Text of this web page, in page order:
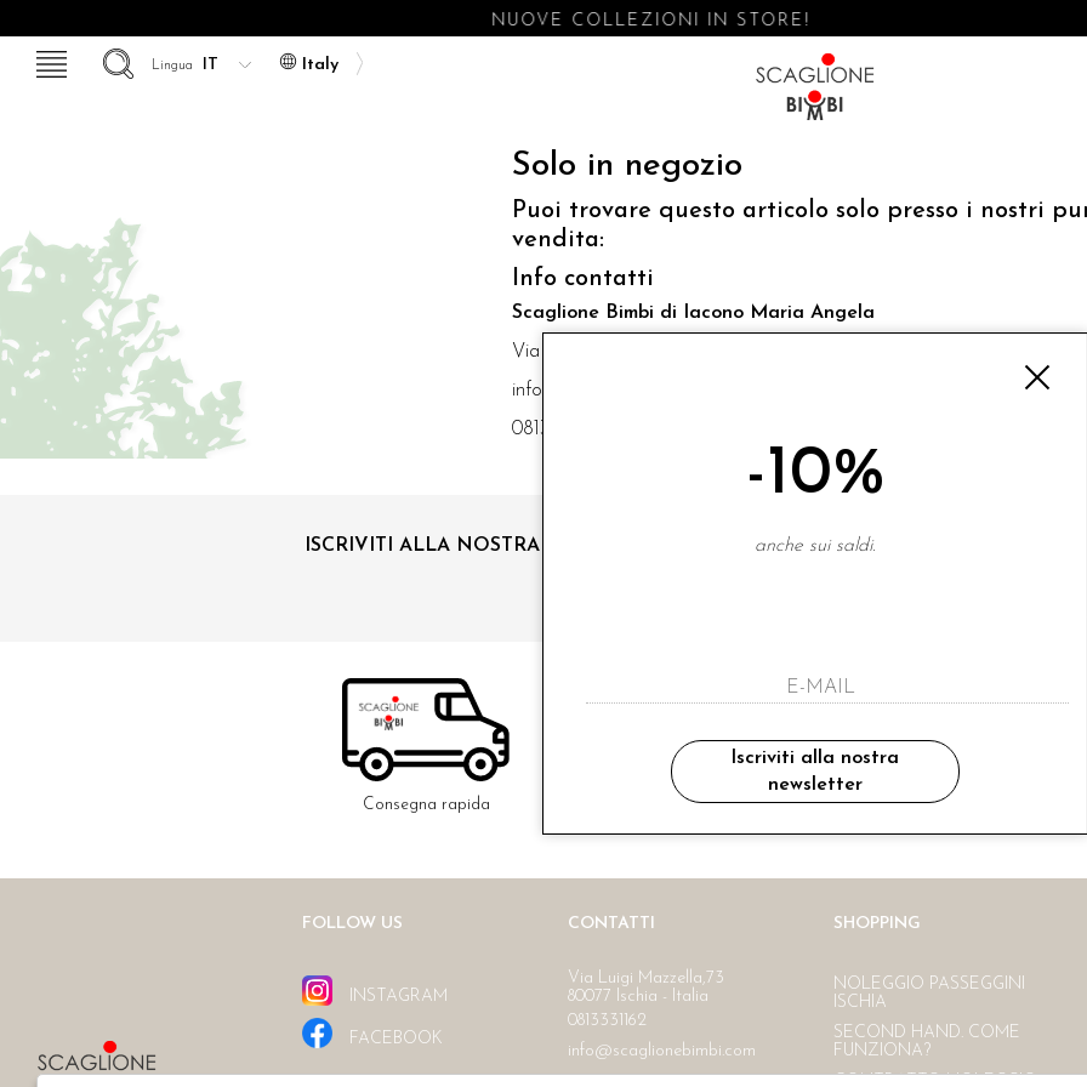
NUOVE COLLEZIONI IN STORE!
Italy
Lingua
Solo in negozio
Puoi trovare questo articolo solo presso i nostri
vendita:
Info contatti
Scaglione Bimbi di Iacono Maria Angela
Via Luigi Mazzella,73 80077 Ischia
info@scaglionebimbi.com
0813331162
ISCRIVITI ALLA NOSTRA NEWSLETTER
ho letto ed accettato le condizioni sulla
Consegna rapida Ritiro in negozio
Consegna gratuita in Italia
FOLLOW US
INSTAGRAM
FACEBOOK
CONTATTI
Via Luigi Mazzella,73
80077 Ischia - Italia
0813331162
info@scaglionebimbi.com
SHOPPING
NOLEGGIO PASSEGGINI
ISCHIA
SECOND HAND. COME
FUNZIONA?
-10%
anche sui saldi.
Iscriviti alla nostra
newsletter